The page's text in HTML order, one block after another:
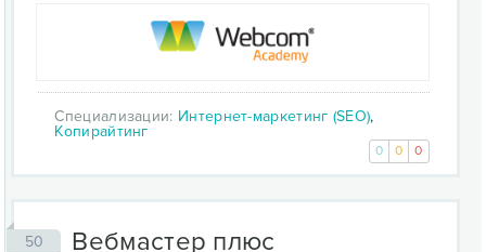
Специализации: Интернет-маркетинг (SEO),
Копирайтинг
0 0 0
50 Вебмастер плюс